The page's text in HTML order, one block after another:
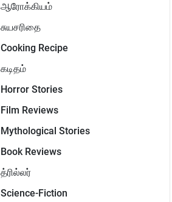
ஆரோக்கியம்
சுயசரிதை
Cooking Recipe
கடிதம்
Horror Stories
Film Reviews
Mythological Stories
Book Reviews
த்ரில்லர்
Science-Fiction